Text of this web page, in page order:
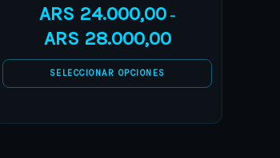
ARS 24.000,00 –
ARS 28.000,00
SELECCIONAR OPCIONES
options
may
be
chosen
the